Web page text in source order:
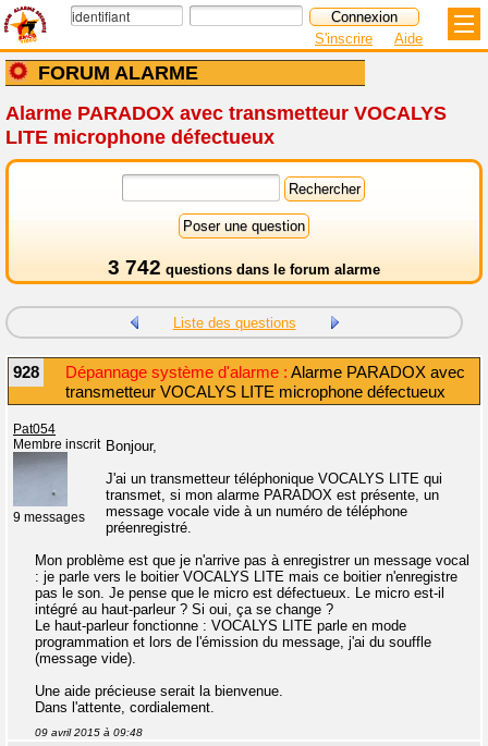
FORUM ALARME
S'inscrire Aide
Alarme PARADOX avec transmetteur VOCALYS
LITE microphone défectueux
3 742 questions dans le forum alarme
Liste des questions
928 Dépannage système d'alarme : Alarme PARADOX avec
transmetteur VOCALYS LITE microphone défectueux
Pat054
Membre inscrit
9 messages
Bonjour,
J'ai un transmetteur téléphonique VOCALYS LITE qui
transmet, si mon alarme PARADOX est présente, un
message vocale vide à un numéro de téléphone
préenregistré.
Mon problème est que je n'arrive pas à enregistrer un message vocal
: je parle vers le boitier VOCALYS LITE mais ce boitier n'enregistre
pas le son. Je pense que le micro est défectueux. Le micro est-il
intégré au haut-parleur ? Si oui, ça se change ?
Le haut-parleur fonctionne : VOCALYS LITE parle en mode
programmation et lors de l'émission du message, j'ai du souffle
(message vide).
Une aide précieuse serait la bienvenue.
Dans l'attente, cordialement.
09 avril 2015 à 09:48